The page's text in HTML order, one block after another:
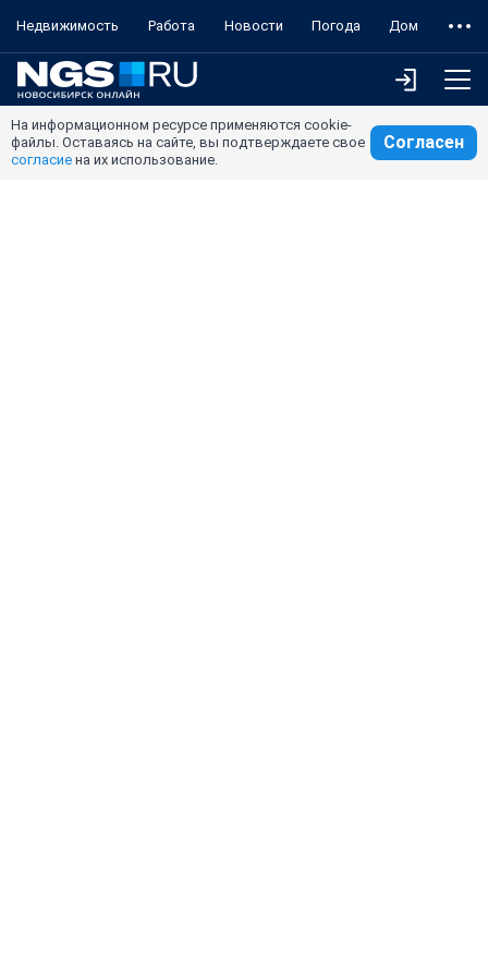
Недвижимость Работа Новости Погода Дом
На информационном ресурсе применяются cookie-
файлы. Оставаясь на сайте, вы подтверждаете свое
согласие на их использование.
Согласен